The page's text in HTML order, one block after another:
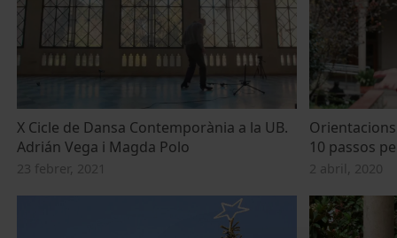
X Cicle de Dansa Contemporània a la UB.
Adrián Vega i Magda Polo
23 febrer, 2021
10 passos
2 abril, 2020